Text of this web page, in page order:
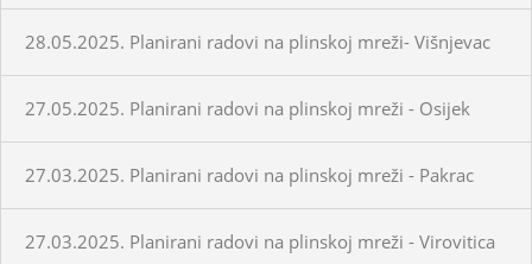
28.05.2025. Planirani radovi na plinskoj mreži- Višnjevac
27.05.2025. Planirani radovi na plinskoj mreži - Osijek
27.03.2025. Planirani radovi na plinskoj mreži - Pakrac
27.03.2025. Planirani radovi na plinskoj mreži - Virovitica